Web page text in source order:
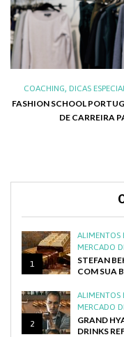
COACHING, DICAS
FASHION SCHOOL
DE CARREIRA
1
ALIMENTOS
MERCADO
STEFAN
COM SUA
2
ALIMENTOS
MERCADO
GRAND
DRINKS